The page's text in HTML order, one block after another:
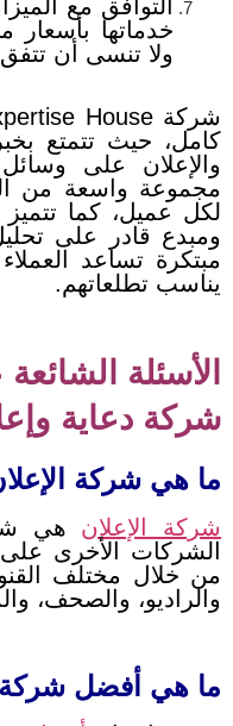
التوافق مع
خدماتها بأسعار
ولا تنسى أن
كامل، حيث تتمتع
والإعلان على
مجموعة واسعة من
لكل عميل، كما
ومبدع قادر على
مبتكرة تساعد
يناسب تطلعاتهم.
الأسئلة
شركة دعاية
ما هي شركة
شركة الإعلان هي
الشركات الأخرى على
من خلال مختلف
والراديو، والصحف،
ما هي أفضل شركة